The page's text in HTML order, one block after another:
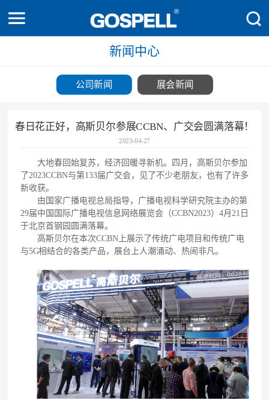
新闻中心
公司新闻 展会新闻
春日花正好，高斯贝尔参展CCBN、广交会圆满落幕！
2023-04-27
大地春回始复苏，经济回暖寻新机。四月，高斯贝尔参加
了2023CCBN与第133届广交会，见了不少老朋友，也有了许多
新收获。
由国家广播电视总局指导，广播电视科学研究院主办的第
29届中国国际广播电视信息网络展览会（CCBN2023）4月21日
于北京首钢园圆满落幕。
高斯贝尔在本次CCBN上展示了传统广电项目和传统广电
与5G相结合的各类产品，展台上人潮涌动、热闹非凡。